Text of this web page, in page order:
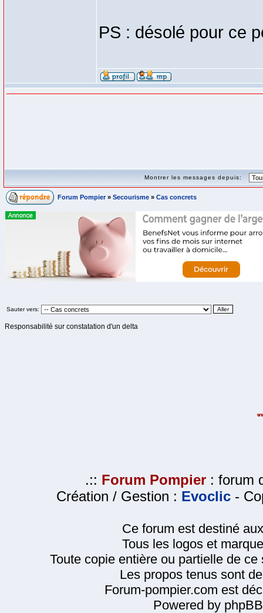
PS : désolé pour ce
Montrer les messages depuis:
Forum Pompier » Secourisme » Cas concrets
Sauter vers:
Responsabilité sur constatation d'un delta
.:: Forum Pompier : forum
Création / Gestion : Evoclic -
Ce forum est destiné
Tous les logos et
Toute copie entière ou partielle de
Les propos tenus sont
Forum-pompier.com est
Powered by